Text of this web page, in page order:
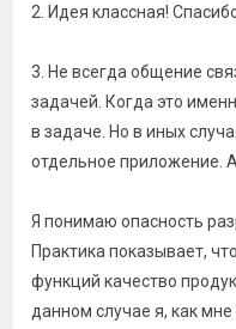
2. Идея классная!
3. Не всегда общение
задачей. Когда это
в задаче. Но в иных
отдельное приложение.
Я понимаю опасность
Практика показывает,
функций качество
данном случае я, как